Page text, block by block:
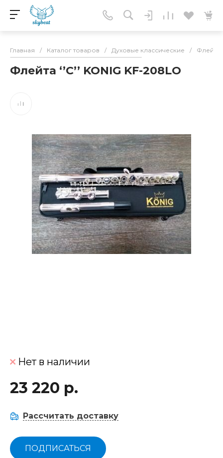
Главная / Каталог товаров / Духовые классические / Флейты
Флейта ‘’C’’ KONIG KF-208LO
Нет в наличии
23 220 р.
Рассчитать доставку
ПОДПИСАТЬСЯ